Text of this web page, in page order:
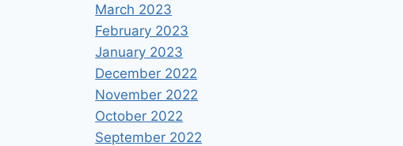
March 2023
February 2023
January 2023
December 2022
November 2022
October 2022
September 2022